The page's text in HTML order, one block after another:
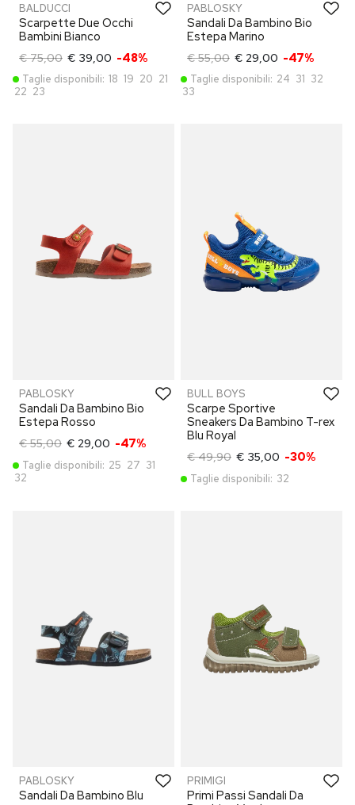
BALDUCCI
Scarpette Due Occhi
Bambini Bianco
€ 75,00 € 39,00 -48%
Taglie disponibili: 18 19 20 21
22 23
PABLOSKY
Sandali Da Bambino Bio
Estepa Marino
€ 55,00 € 29,00 -47%
Taglie disponibili: 24 31 32
33
PABLOSKY
Sandali Da Bambino Bio
Estepa Rosso
€ 55,00 € 29,00 -47%
Taglie disponibili: 25 27 31
32
BULL BOYS
Scarpe Sportive
Sneakers Da Bambino T-rex
Blu Royal
€ 49,90 € 35,00 -30%
Taglie disponibili: 32
PABLOSKY
Sandali Da Bambino Blu
PRIMIGI
Primi Passi Sandali Da